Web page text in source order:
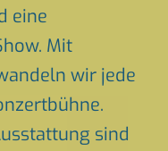
eine
Mit
wir jede
sind